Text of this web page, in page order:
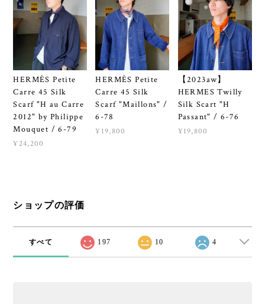
HERMÈS Petite
Carre 45 Silk
Scarf "H au Carre
2012" by Philippe
Mouquet / 6-79
¥24,200
HERMÈS Petite
Carre 45 Silk
Scarf "Maillons" /
6-78
¥19,800
【2023aw】
HERMES Twilly
Silk Scart "H
Passant" / 6-76
¥19,800
ショップの評価
すべて 197 10 4